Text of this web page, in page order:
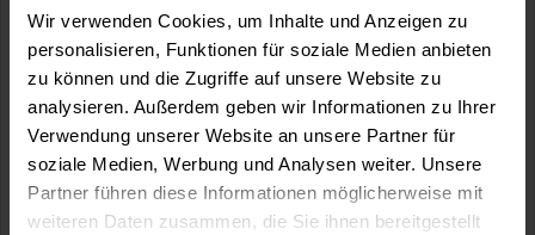
Wir verwenden Cookies, um Inhalte und Anzeigen zu
personalisieren, Funktionen für soziale Medien anbieten
zu können und die Zugriffe auf unsere Website zu
analysieren. Außerdem geben wir Informationen zu Ihrer
Verwendung unserer Website an unsere Partner für
soziale Medien, Werbung und Analysen weiter. Unsere
Partner führen diese Informationen möglicherweise mit
weiteren Daten zusammen, die Sie ihnen bereitgestellt
Schleif- und Poliermaterial 230 mm x 150 mm
Schleif- und Poliermaterial zum Reinigen, Entfetten und
Anrauen.
(1)